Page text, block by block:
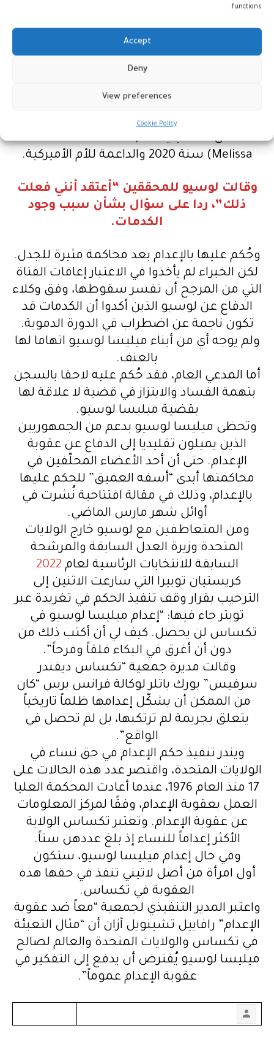
functions.
Accept
Deny
View preferences
Cookie Policy
وجنسية وبإدمان المخدرات وظروف غير
مستقرة. واشتُبه على الفور بضلوعها في
ضرب الطفلة.
“صدرت بالكامل تحت الضغط”، بحسب سابرينا
فان تاسيل مخرجة الفيلم الوثائقي الناجح “ولاية
تكساس ضد ميليسا” (The State of Texas vs.
Melissa) سنة 2020 والداعمة للأم الأميركية.
وقالت لوسيو للمحققين “أعتقد أنني فعلت
ذلك”، ردا على سؤال بشأن سبب وجود
الكدمات.
وحُكم عليها بالإعدام بعد محاكمة مثيرة للجدل.
لكن الخبراء لم يأخذوا في الاعتبار إعاقات الفتاة
التي من المرجح أن تفسر سقوطها، وفق وكلاء
الدفاع عن لوسيو الذين أكدوا أن الكدمات قد
تكون ناجمة عن اضطراب في الدورة الدموية.
ولم يوجه أي من أبناء ميليسا لوسيو اتهاما لها
بالعنف.
أما المدعي العام، فقد حُكم عليه لاحقا بالسجن
بتهمة الفساد والابتزاز في قضية لا علاقة لها
بقضية ميليسا لوسيو.
وتحظى ميليسا لوسيو بدعم من الجمهوريين
الذين يميلون تقليديا إلى الدفاع عن عقوبة
الإعدام. حتى أن أحد الأعضاء المحلّفين في
محاكمتها أبدى “أسفه العميق” للحكم عليها
بالإعدام، وذلك في مقالة افتتاحية نُشرت في
أوائل شهر مارس الماضي.
ومن المتعاطفين مع لوسيو خارج الولايات
المتحدة وزيرة العدل السابقة والمرشحة
السابقة للانتخابات الرئاسية لعام 2022
كريستيان توبيرا التي سارعت الاثنين إلى
الترحيب بقرار وقف تنفيذ الحكم في تغريدة عبر
تويتر جاء فيها: “إعدام ميليسا لوسيو في
تكساس لن يحصل. كيف لي أن أكتب ذلك من
دون أن أغرق في البكاء قلقاً وفرحاً”.
وقالت مديرة جمعية “تكساس ديفندر
سرفيس” بورك باتلر لوكالة فرانس برس “كان
من الممكن أن يشكّل إعدامها ظلماً تاريخياً
يتعلق بجريمة لم ترتكبها، بل لم تحصل في
الواقع”.
ويندر تنفيذ حكم الإعدام في حق نساء في
الولايات المتحدة، واقتصر عدد هذه الحالات على
17 منذ العام 1976، عندما أعادت المحكمة العليا
العمل بعقوبة الإعدام، وفقًا لمركز المعلومات
عن عقوبة الإعدام. وتعتبر تكساس الولاية
الأكثر إعداماً للنساء إذ بلغ عددهن ستاً.
وفي حال إعدام ميليسا لوسيو، ستكون
أول امرأة من أصل لاتيني تنفذ في حقها هذه
العقوبة في تكساس.
واعتبر المدير التنفيذي لجمعية “معاً ضد عقوبة
الإعدام” رافاييل تشينويل آزان أن “مثال التعبئة
في تكساس والولايات المتحدة والعالم لصالح
ميليسا لوسيو يُفترض أن يدفع إلى التفكير في
عقوبة الإعدام عموماً”.